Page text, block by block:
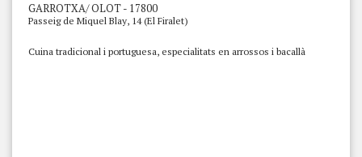
GARROTXA/ OLOT - 17800
Passeig de Miquel Blay, 14 (El Firalet)
Cuina tradicional i portuguesa, especialitats en arrossos i bacallà